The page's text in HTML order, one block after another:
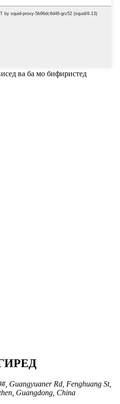
ва ба мо бифиристед
Guangyuaner Rd, Fenghuang St,
Guangdong, China